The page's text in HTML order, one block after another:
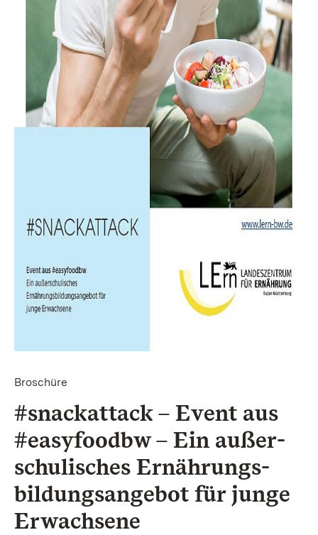
Broschüre
#snackattack – Event aus
#easyfoodbw – Ein außer­
schulisches Ernährungs­
bildungsangebot für junge
Erwachsene